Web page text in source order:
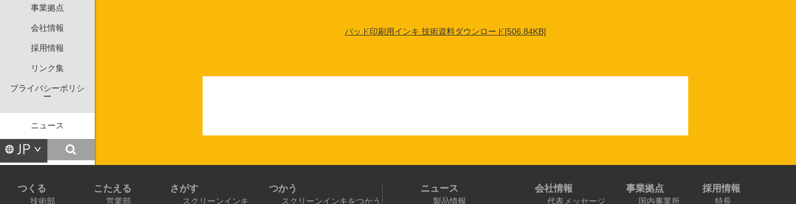
事業拠点
会社情報
採用情報
リンク集
プライバシーポリシ
ー
ニュース
パッド印刷用インキ 技術資料ダウンロード[506.84KB]
つくる
技術部
こたえる
営業部
さがす
スクリーンインキ
つかう
スクリーンインキをつかう
ニュース
製品情報
会社情報
代表メッセージ
事業拠点
国内事業所
採用情報
特長